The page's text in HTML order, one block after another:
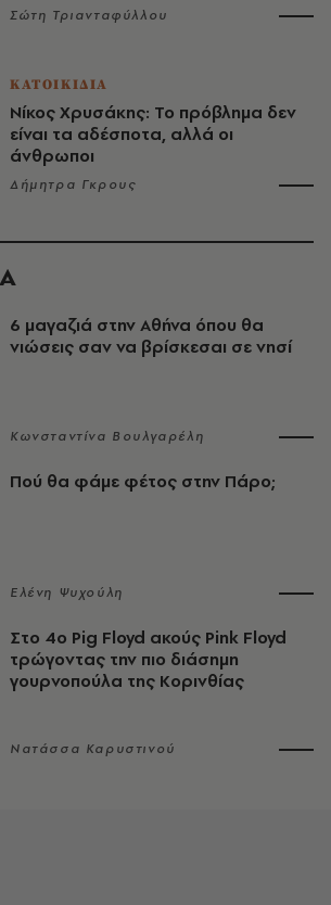
Σώτη Τριανταφύλλου
ΚΑΤΟΙΚΙΔΙΑ
Νίκος Χρυσάκης: Το πρόβλημα δεν
είναι τα αδέσποτα, αλλά οι
άνθρωποι
Δήμητρα Γκρους
6 μαγαζιά στην Αθήνα όπου θα
νιώσεις σαν να βρίσκεσαι σε νησί
Κωνσταντίνα Βουλγαρέλη
Πού θα φάμε φέτος στην Πάρο;
Ελένη Ψυχούλη
Στο 4ο Pig Floyd ακούς Pink Floyd
τρώγοντας την πιο διάσημη
γουρνοπούλα της Κορινθίας
Νατάσσα Καρυστινού